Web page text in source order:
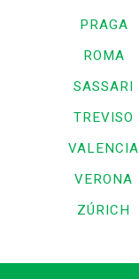
PRAGA
ROMA
SASSARI
TREVISO
VALENCIA
VERONA
ZÚRICH